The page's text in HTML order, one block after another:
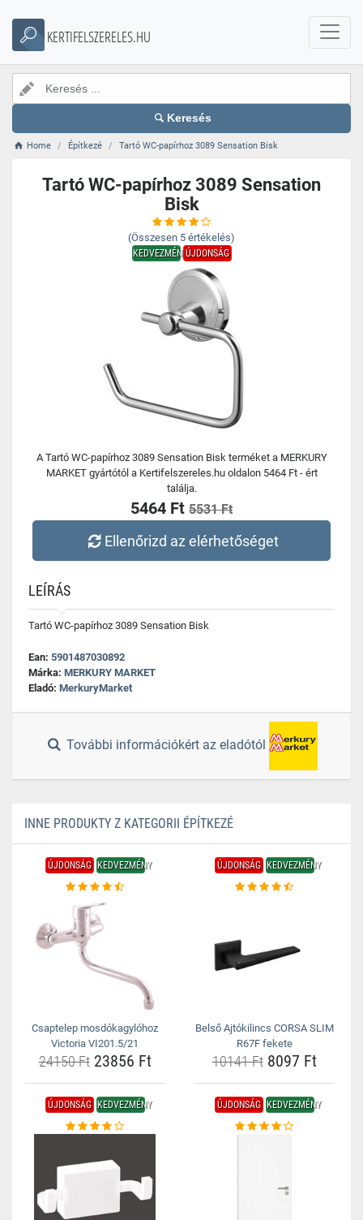
KERTIFELSZERELES.HU
Keresés
Home Építkezé Tartó WC-papírhoz 3089 Sensation Bisk
Tartó WC-papírhoz 3089 Sensation
Bisk
(Összesen 5 értékelés)
KEDVEZMÉNYÚJDONSÁG
A Tartó WC-papírhoz 3089 Sensation Bisk terméket a MERKURY
MARKET gyártótól a Kertifelszereles.hu oldalon 5464 Ft - ért
találja.
5464 Ft 5531 Ft
Ellenőrizd az elérhetőséget
LEÍRÁS
Tartó WC-papírhoz 3089 Sensation Bisk
Ean: 5901487030892
Márka: MERKURY MARKET
Eladó: MerkuryMarket
További információkért az eladótól
INNE PRODUKTY Z KATEGORII ÉPÍTKEZÉ
ÚJDONSÁG KEDVEZMÉNY
Csaptelep mosdókagylóhoz
Victoria VI201.5/21
24150 Ft23856 Ft
ÚJDONSÁG KEDVEZMÉNY
Belső Ajtókilincs CORSA SLIM
R67F fekete
10141 Ft8097 Ft
ÚJDONSÁG KEDVEZMÉNY ÚJDONSÁG KEDVEZMÉNY